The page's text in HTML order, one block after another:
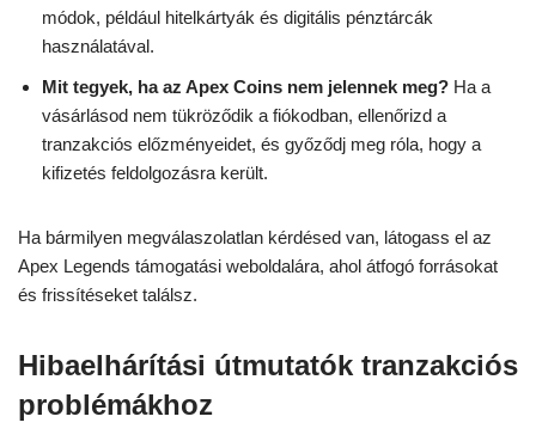
módok, például hitelkártyák és digitális pénztárcák
használatával.
Mit tegyek, ha az Apex Coins nem jelennek meg? Ha a
vásárlásod nem tükröződik a fiókodban, ellenőrizd a
tranzakciós előzményeidet, és győződj meg róla, hogy a
kifizetés feldolgozásra került.
Ha bármilyen megválaszolatlan kérdésed van, látogass el az
Apex Legends támogatási weboldalára, ahol átfogó forrásokat
és frissítéseket találsz.
Hibaelhárítási útmutatók tranzakciós
problémákhoz